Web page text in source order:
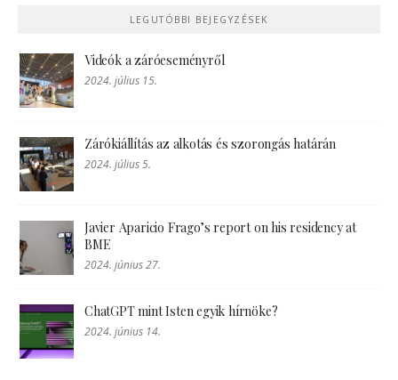
LEGUTÓBBI BEJEGYZÉSEK
Videók a záróeseményről
2024. július 15.
Zárókiállítás az alkotás és szorongás határán
2024. július 5.
Javier Aparicio Frago’s report on his residency at
BME
2024. június 27.
ChatGPT mint Isten egyik hírnöke?
2024. június 14.